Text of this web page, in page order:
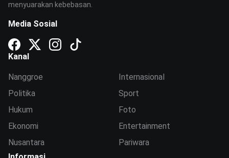
menyuarakan kebebasan.
Media Sosial
Kanal
Nanggroe
Politika
Hukum
Ekonomi
Nusantara
Internasional
Sport
Foto
Entertainment
Pariwara